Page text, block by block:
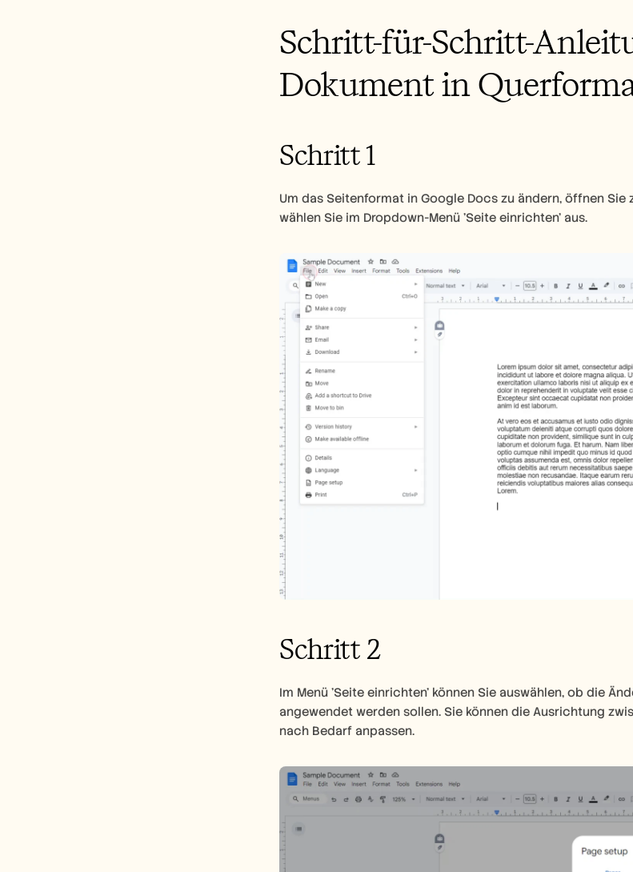
Schritt-für-Schritt-
Dokument in
Schritt 1
Um das Seitenformat in Google Docs zu ändern, öffnen
wählen Sie im Dropdown-Menü 'Seite einrichten' aus.
Schritt 2
Im Menü 'Seite einrichten' können Sie auswählen, ob die
angewendet werden sollen. Sie können die Ausrichtung
nach Bedarf anpassen.